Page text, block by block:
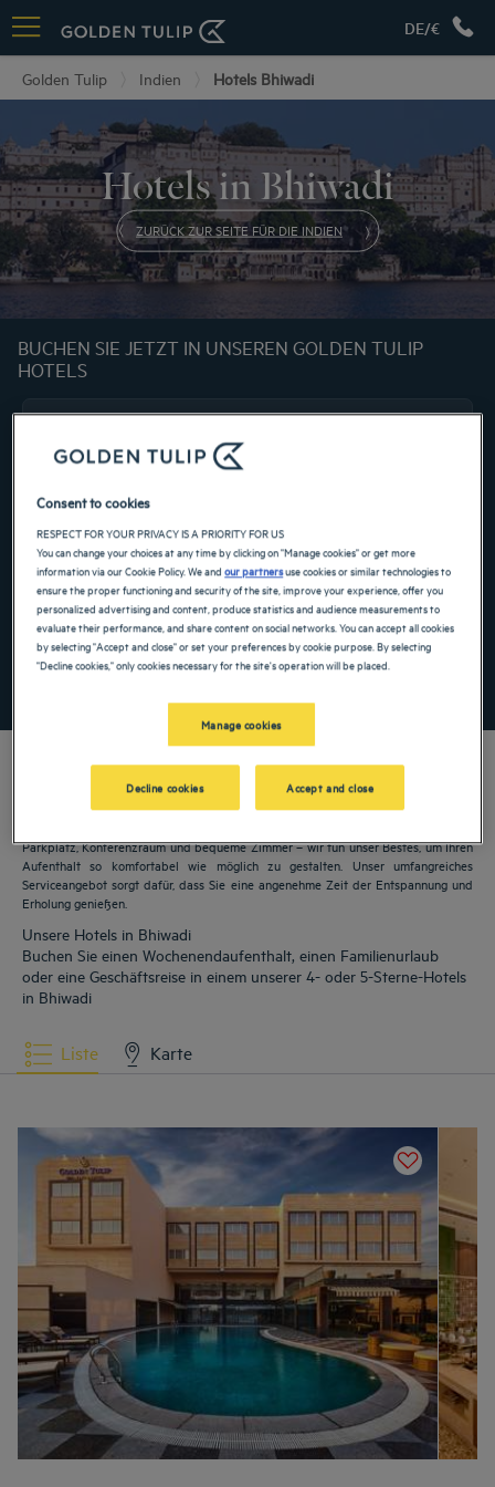
DE/€
Golden Tulip Indien Hotels Bhiwadi
Hotels in Bhiwadi
ZURÜCK ZUR SEITE FÜR DIE INDIEN
BUCHEN SIE JETZT IN UNSEREN GOLDEN TULIP
HOTELS
Navigate forward to interact with the calendar and select a date. Press the
Navigate backward to interact with the
FINDEN SIE EIN HOTEL
Spezialcode hinzufügen
Parkplatz, Konferenzraum und bequeme Zimmer – wir tun unser Bestes, um Ihren
Aufenthalt so komfortabel wie möglich zu gestalten. Unser umfangreiches
Serviceangebot sorgt dafür, dass Sie eine angenehme Zeit der Entspannung und
Erholung genießen.
Unsere Hotels in Bhiwadi
Buchen Sie einen Wochenendaufenthalt, einen Familienurlaub
oder eine Geschäftsreise in einem unserer 4- oder 5-Sterne-Hotels
in Bhiwadi
Liste Karte
Consent to cookies
RESPECT FOR YOUR PRIVACY IS A PRIORITY FOR US
You can change your choices at any time by clicking on "Manage cookies" or get more
information via our Cookie Policy. We andour partnersuse cookies or similar technologies to
ensure the proper functioning and security of the site, improve your experience, offer you
personalized advertising and content, produce statistics and audience measurements to
evaluate their performance, and share content on social networks. You can accept all cookies
by selecting "Accept and close" or set your preferences by cookie purpose. By selecting
"Decline cookies," only cookies necessary for the site's operation will be placed.
Manage cookies
Decline cookies Accept and close